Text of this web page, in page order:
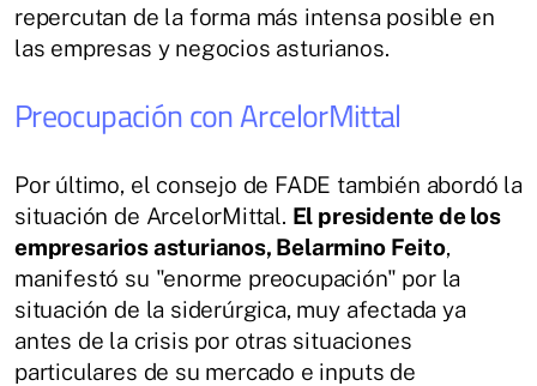
repercutan de la forma más intensa posible en
las empresas y negocios asturianos.
Preocupación con ArcelorMittal
Por último, el consejo de FADE también abordó la
situación de ArcelorMittal. El presidente de los
empresarios asturianos, Belarmino Feito,
manifestó su "enorme preocupación" por la
situación de la siderúrgica, muy afectada ya
antes de la crisis por otras situaciones
particulares de su mercado e inputs de